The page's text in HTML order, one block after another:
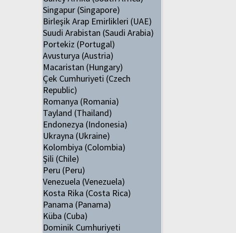
Singapur (Singapore)
Birleşik Arap Emirlikleri (UAE)
Suudi Arabistan (Saudi Arabia)
Portekiz (Portugal)
Avusturya (Austria)
Macaristan (Hungary)
Çek Cumhuriyeti (Czech
Republic)
Romanya (Romania)
Tayland (Thailand)
Endonezya (Indonesia)
Ukrayna (Ukraine)
Kolombiya (Colombia)
Şili (Chile)
Peru (Peru)
Venezuela (Venezuela)
Kosta Rika (Costa Rica)
Panama (Panama)
Küba (Cuba)
Dominik Cumhuriyeti